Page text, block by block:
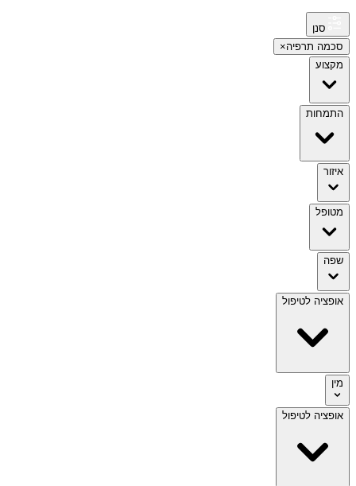
סנן
סכמה תרפיה×
מקצוע
התמחות
איזור
מטופל
שפה
אופציה לטיפול
מין
אופציה לטיפול